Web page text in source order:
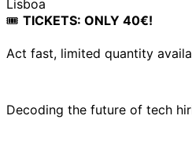
Lisboa
🎟️ TICKETS: ONLY 40€!
Act fast, limited quantity
Decoding the future of tech